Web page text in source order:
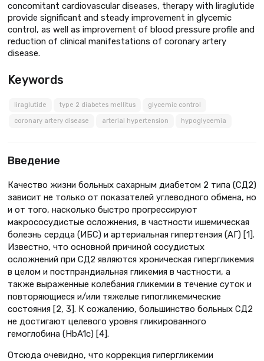
concomitant cardiovascular diseases, therapy with liraglutide
provide significant and steady improvement in glycemic
control, as well as improvement of blood pressure profile and
reduction of clinical manifestations of coronary artery
disease.
Keywords
liraglutide type 2 diabetes mellitus glycemic control
coronary artery disease arterial hypertension hypoglycemia
Введение
Качество жизни больных сахарным диабетом 2 типа (СД2)
зависит не только от показателей углеводного обмена, но
и от того, насколько быстро прогрессируют
макрососудистые осложнения, в частности ишемическая
болезнь сердца (ИБС) и артериальная гипертензия (АГ) [1].
Известно, что основной причиной сосудистых
осложнений при СД2 являются хроническая гипергликемия
в целом и постпрандиальная гликемия в частности, а
также выраженные колебания гликемии в течение суток и
повторяющиеся и/или тяжелые гипогликемические
состояния [2, 3]. К сожалению, большинство больных СД2
не достигают целевого уровня гликированного
гемоглобина (HbA1c) [4].
Отсюда очевидно, что коррекция гипергликемии